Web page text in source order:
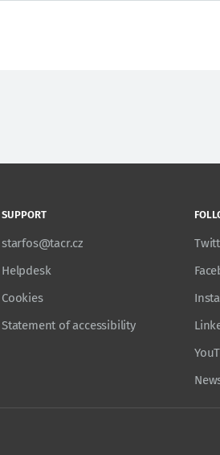
SUPPORT
starfos@tacr.cz
Helpdesk
Cookies
Statement of accessibility